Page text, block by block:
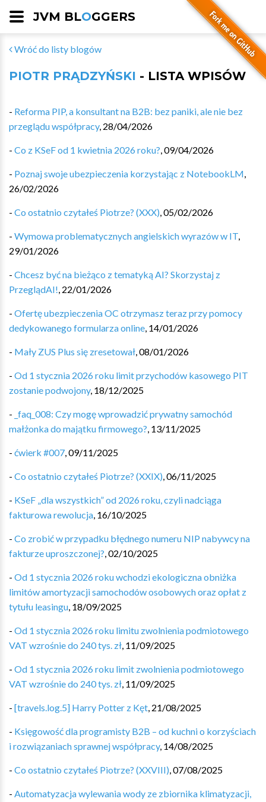
JVM BLOGGERS
Wróć do listy blogów
PIOTR PRĄDZYŃSKI - LISTA WPISÓW
- Reforma PIP, a konsultant na B2B: bez paniki, ale nie bez
przeglądu współpracy, 28/04/2026
- Co z KSeF od 1 kwietnia 2026 roku?,09/04/2026
- Poznaj swoje ubezpieczenia korzystając z NotebookLM,
26/02/2026
- Co ostatnio czytałeś Piotrze? (XXX),05/02/2026
- Wymowa problematycznych angielskich wyrazów w IT,
29/01/2026
- Chcesz być na bieżąco z tematyką AI? Skorzystaj z
PrzeglądAI!, 22/01/2026
- Ofertę ubezpieczenia OC otrzymasz teraz przy pomocy
dedykowanego formularza online, 14/01/2026
- Mały ZUS Plus się zresetował,08/01/2026
- Od 1 stycznia 2026 roku limit przychodów kasowego PIT
zostanie podwojony, 18/12/2025
- _faq_008: Czy mogę wprowadzić prywatny samochód
małżonka do majątku firmowego?, 13/11/2025
- ćwierk #007,09/11/2025
- Co ostatnio czytałeś Piotrze? (XXIX),06/11/2025
- KSeF „dla wszystkich” od 2026 roku, czyli nadciąga
fakturowa rewolucja, 16/10/2025
- Co zrobić w przypadku błędnego numeru NIP nabywcy na
fakturze uproszczonej?,02/10/2025
- Od 1 stycznia 2026 roku wchodzi ekologiczna obniżka
limitów amortyzacji samochodów osobowych oraz opłat z
tytułu leasingu, 18/09/2025
- Od 1 stycznia 2026 roku limitu zwolnienia podmiotowego
VAT wzrośnie do 240 tys. zł, 11/09/2025
- Od 1 stycznia 2026 roku limit zwolnienia podmiotowego
VAT wzrośnie do 240 tys. zł, 11/09/2025
- [travels.log.5] Harry Potter z Kęt, 21/08/2025
- Księgowość dla programisty B2B – od kuchni o korzyściach
i rozwiązaniach sprawnej współpracy, 14/08/2025
- Co ostatnio czytałeś Piotrze? (XXVIII),07/08/2025
- Automatyzacja wylewania wody ze zbiornika klimatyzacji,